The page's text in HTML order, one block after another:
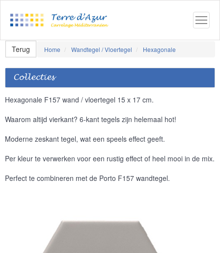
Terug Home Wandtegel / Vloertegel Hexagonale
Collecties
Hexagonale F157 wand / vloertegel 15 x 17 cm.
Waarom altijd vierkant? 6-kant tegels zijn helemaal hot!
Moderne zeskant tegel, wat een speels effect geeft.
Per kleur te verwerken voor een rustig effect of heel mooi in de mix.
Perfect te combineren met de Porto F157 wandtegel.